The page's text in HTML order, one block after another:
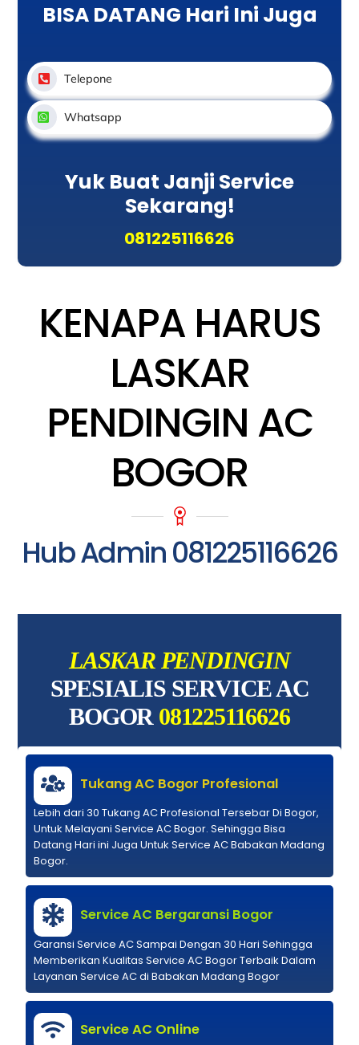
BISA DATANG Hari Ini Juga
Telepone
Whatsapp
Yuk Buat Janji Service
Sekarang!
081225116626
KENAPA HARUS
LASKAR
PENDINGIN AC
BOGOR
Hub Admin 081225116626
LASKAR PENDINGIN
SPESIALIS SERVICE AC
BOGOR 081225116626
Tukang AC Bogor Profesional
Lebih dari 30 Tukang AC Profesional Tersebar Di Bogor,
Untuk Melayani Service AC Bogor. Sehingga Bisa
Datang Hari ini Juga Untuk Service AC Babakan Madang
Bogor.
Service AC Bergaransi Bogor
Garansi Service AC Sampai Dengan 30 Hari Sehingga
Memberikan Kualitas Service AC Bogor Terbaik Dalam
Layanan Service AC di Babakan Madang Bogor
Service AC Online